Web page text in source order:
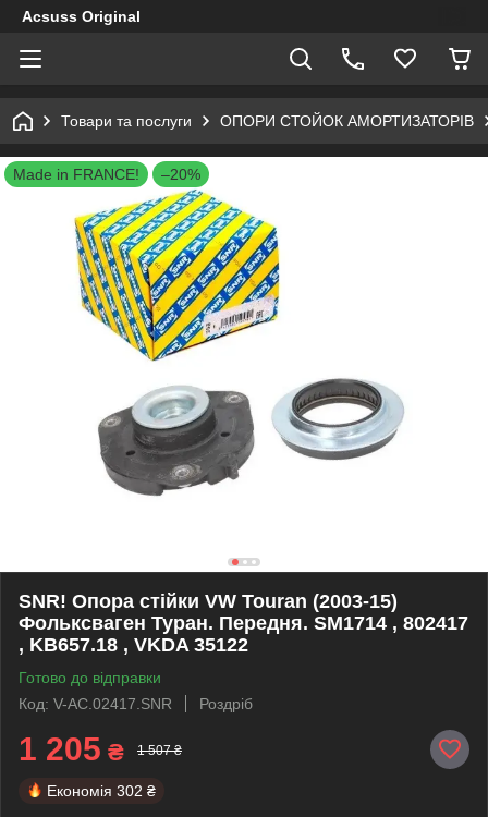
Acsuss Original
Товари та послуги ОПОРИ СТОЙОК АМОРТИЗАТОРІВ
Made in FRANCE! –20%
SNR! Опора стійки VW Touran (2003-15)
Фольксваген Туран. Передня. SM1714 , 802417
, KB657.18 , VKDA 35122
Готово до відправки
Код: V-AC.02417.SNR
Роздріб
1 205 ₴ 1 507 ₴
Економія 302 ₴